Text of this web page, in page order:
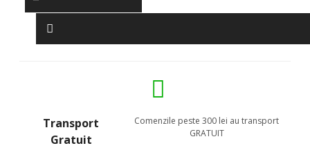
Transport
Gratuit
Comenzile peste 300 lei au transport
GRATUIT